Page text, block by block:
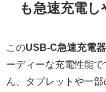
も急速充電し
このUSB-C急速充電器
ーディーな充電性能
ん、タブレットや一